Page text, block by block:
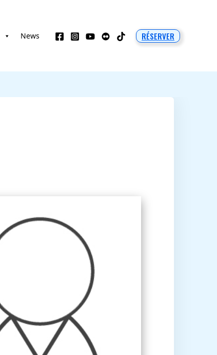
News RÉSERVER